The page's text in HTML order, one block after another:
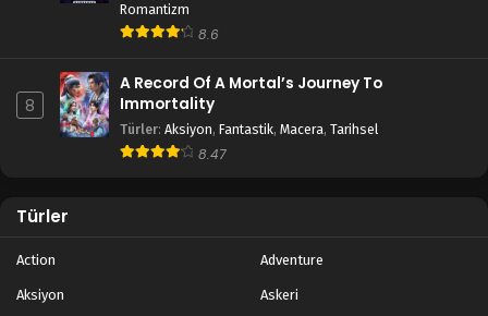
Romantizm
8.6
8
A Record Of A Mortal’s Journey To
Immortality
Türler: Aksiyon, Fantastik, Macera, Tarihsel
8.47
Türler
Action Adventure
Aksiyon Askeri